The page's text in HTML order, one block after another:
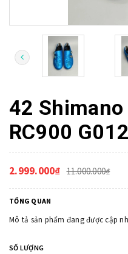
42
RC900
2.999.000₫ 11.000.000₫
TỔNG QUAN
Mô tả sản phẩm đang được cập
SỐ LƯỢNG